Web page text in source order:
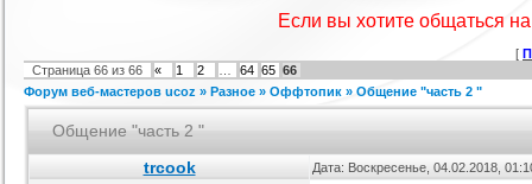
Если вы хотите общаться
[
Страница 66 из 66 « 1 2 64 65 66
Форум веб-мастеров ucoz » Разное » Оффтопик » Общение "часть 2 "
Общение "часть 2 "
trcook
Дата: Воскресенье, 04.02.2018,